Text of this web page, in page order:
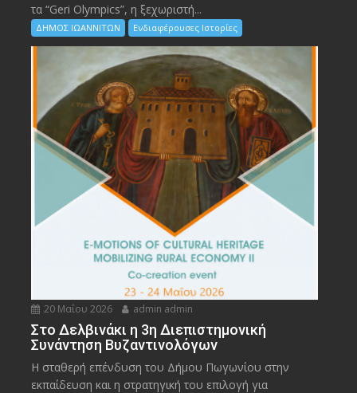
τα “Geri Olympics”, η ξεχωριστή...
ΔΗΜΟΣ ΙΩΑΝΝΙΤΩΝ Ενδιαφέρουσες Ιστορίες
20 Μαΐου 2026 admin admin
Στο Δελβινάκι η 3η Διεπιστημονική
Συνάντηση Βυζαντινολόγων
Η σταθερή επένδυση του Δήμου Πωγωνίου στην
εκπαίδευση και η στρατηγική του επιλογή για